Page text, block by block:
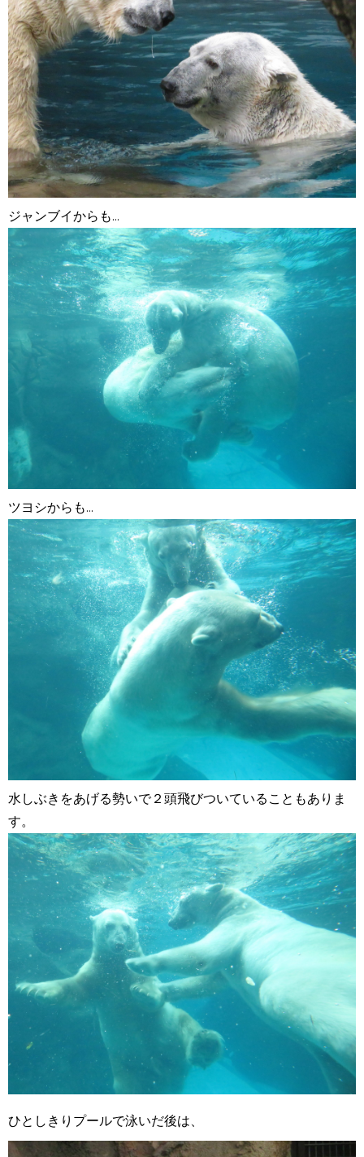
ジャンブイからも...
ツヨシからも...
水しぶきをあげる勢いで２頭飛びついていることもありま
す。
ひとしきりプールで泳いだ後は、